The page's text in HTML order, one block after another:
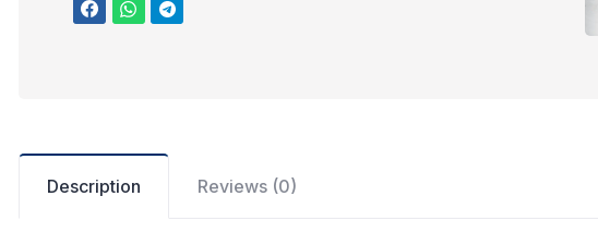
Description Reviews (0)